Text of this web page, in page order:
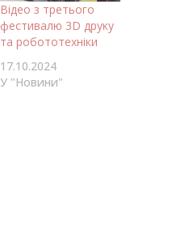
Відео з третього
фестивалю 3D друку
та робототехніки
17.10.2024
У "Новини"